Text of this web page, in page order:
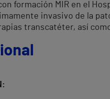
formación MIR en el
invasivo de la
transcatéter, así